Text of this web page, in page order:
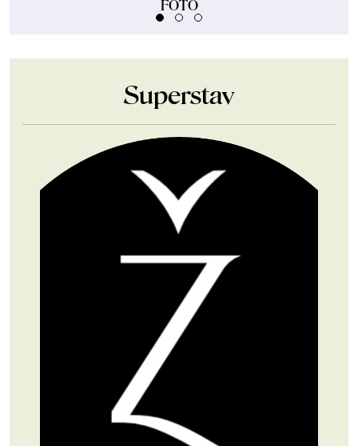
FOTO
Superstav